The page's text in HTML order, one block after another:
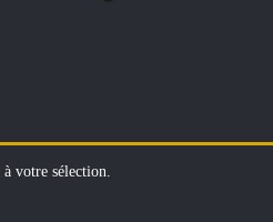
votre sélection.